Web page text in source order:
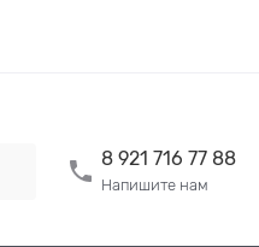
8 921 716 77 88
Напишите нам